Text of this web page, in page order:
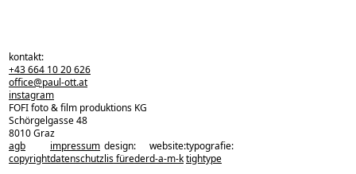
zurück zu den projekten
kontakt:
+43 664 10 20 626
office@paul-ott.at
instagram
FOFI foto & film produktions KG
Schörgelgasse 48
8010 Graz
agb
copyright
impressum
datenschutz
design:
lis füreder
website:
d-a-m-k
typografie:
tightype